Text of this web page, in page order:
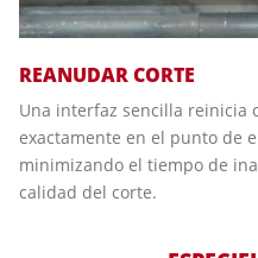
REANUDAR CORTE
Una interfaz sencilla reinicia
exactamente en el punto de
minimizando el tiempo de
calidad del corte.